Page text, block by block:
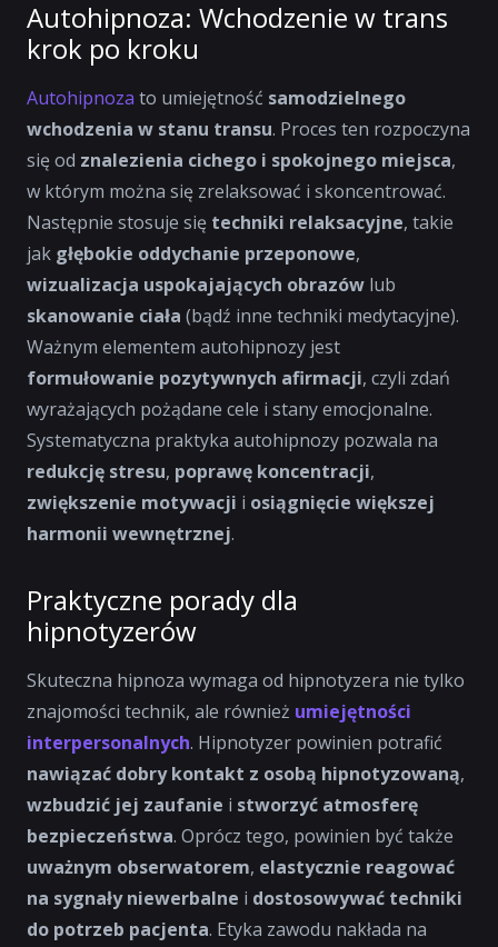
Autohipnoza: Wchodzenie w trans
krok po kroku
Autohipnoza to umiejętność samodzielnego
wchodzenia w stanu transu. Proces ten rozpoczyna
się od znalezienia cichego i spokojnego miejsca,
w którym można się zrelaksować i skoncentrować.
Następnie stosuje się techniki relaksacyjne, takie
jak głębokie oddychanie przeponowe,
wizualizacja uspokajających obrazów lub
skanowanie ciała (bądź inne techniki medytacyjne).
Ważnym elementem autohipnozy jest
formułowanie pozytywnych afirmacji, czyli zdań
wyrażających pożądane cele i stany emocjonalne.
Systematyczna praktyka autohipnozy pozwala na
redukcję stresu, poprawę koncentracji,
zwiększenie motywacji i osiągnięcie większej
harmonii wewnętrznej.
Praktyczne porady dla
hipnotyzerów
Skuteczna hipnoza wymaga od hipnotyzera nie tylko
znajomości technik, ale również umiejętności
interpersonalnych. Hipnotyzer powinien potrafić
nawiązać dobry kontakt z osobą hipnotyzowaną,
wzbudzić jej zaufanie i stworzyć atmosferę
bezpieczeństwa. Oprócz tego, powinien być także
uważnym obserwatorem, elastycznie reagować
na sygnały niewerbalne i dostosowywać techniki
do potrzeb pacjenta. Etyka zawodu nakłada na